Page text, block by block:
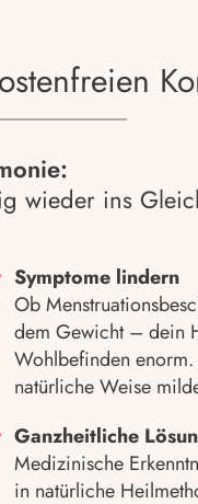
wieder ins
Symptome lindern
Ob
dem Gewicht – dein
Wohlbefinden
natürliche Weise
Ganzheitliche
Medizinische
in natürliche